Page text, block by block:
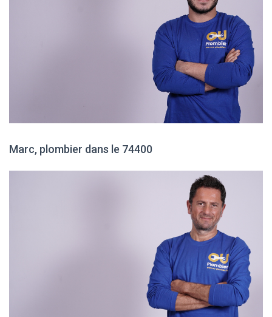
Marc, plombier dans le 74400